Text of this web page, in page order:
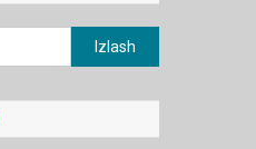
Qidirshish: